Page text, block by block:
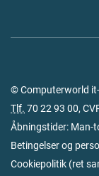
© Computerworld
Tlf. 70 22 93 00,
Åbningstider: Man-
Betingelser og
Cookiepolitik (ret